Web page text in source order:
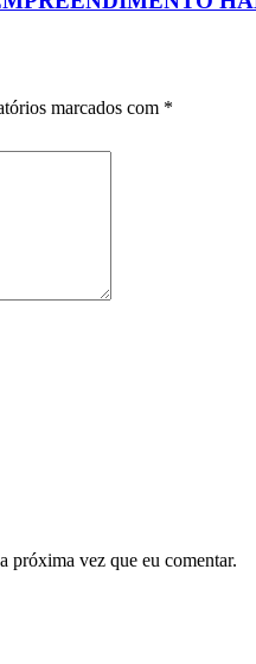
marcados com *
próxima vez que eu comentar.